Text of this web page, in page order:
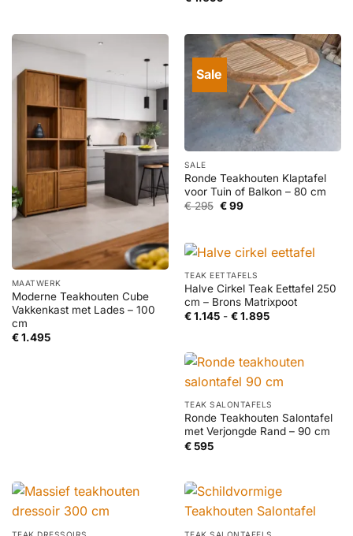
MAATWERK
Moderne Teakhouten Cube
Vakkenkast met Lades – 100
cm
€1.495
Sale
SALE
Ronde Teakhouten Klaptafel
voor Tuin of Balkon – 80 cm
€295 Oorspronkelijke
€99Huidige
TEAK EETTAFELS
Halve Cirkel Teak Eettafel 250
cm – Brons Matrixpoot
€1.145 - €1.895Prijsklasse:
TEAK SALONTAFELS
Ronde Teakhouten Salontafel
met Verjongde Rand – 90 cm
€595